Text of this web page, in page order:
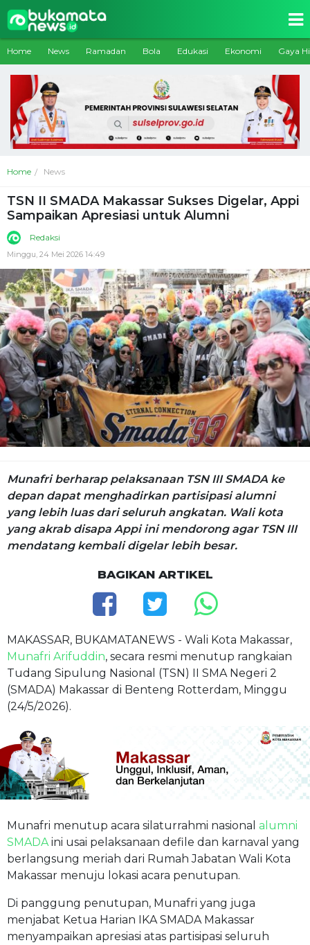
Home News Ramadan Bola Edukasi Ekonomi Gaya
Home News
TSN II SMADA Makassar Sukses Digelar, Appi
Sampaikan Apresiasi untuk Alumni
Redaksi
Minggu, 24 Mei 2026 14:49
Munafri berharap pelaksanaan TSN III SMADA ke
depan dapat menghadirkan partisipasi alumni
yang lebih luas dari seluruh angkatan. Wali kota
yang akrab disapa Appi ini mendorong agar TSN III
mendatang kembali digelar lebih besar.
BAGIKAN ARTIKEL
MAKASSAR, BUKAMATANEWS - Wali Kota Makassar,
Munafri Arifuddin, secara resmi menutup rangkaian
Tudang Sipulung Nasional (TSN) II SMA Negeri 2
(SMADA) Makassar di Benteng Rotterdam, Minggu
(24/5/2026).
Munafri menutup acara silaturrahmi nasional alumni
SMADA ini usai pelaksanaan defile dan karnaval yang
berlangsung meriah dari Rumah Jabatan Wali Kota
Makassar menuju lokasi acara penutupan.
Di panggung penutupan, Munafri yang juga
menjabat Ketua Harian IKA SMADA Makassar
menyampaikan apresiasi atas partisipasi seluruh